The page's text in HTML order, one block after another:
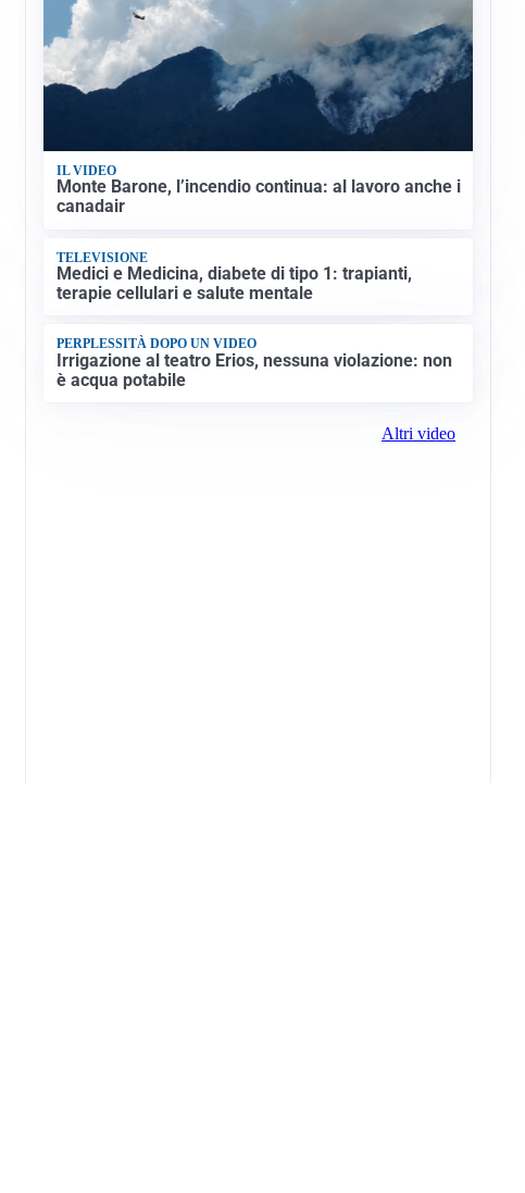
IL VIDEO
Monte Barone, l’incendio continua: al lavoro anche i
canadair
TELEVISIONE
Medici e Medicina, diabete di tipo 1: trapianti,
terapie cellulari e salute mentale
PERPLESSITÀ DOPO UN VIDEO
Irrigazione al teatro Erios, nessuna violazione: non
è acqua potabile
Altri video